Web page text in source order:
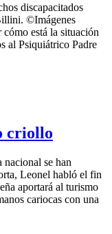
discapacitados
©Imágenes
está la situación
al Psiquiátrico Padre
criollo
nacional se han
Leonel habló el fin
aportará al turismo
cariocas con una